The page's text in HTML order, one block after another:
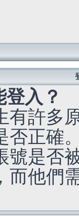
入？
有許多
否正確
號是否
而他們